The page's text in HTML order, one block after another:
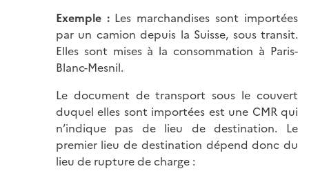
Exemple :Les marchandises sont importées
par un camion depuis la Suisse, sous transit.
Elles sont mises à la consommation à Paris-
Blanc-Mesnil.
Le document de transport sous le couvert
duquel elles sont importées est une CMR qui
n’indique pas de lieu de destination. Le
premier lieu de destination dépend donc du
lieu de rupture de charge :